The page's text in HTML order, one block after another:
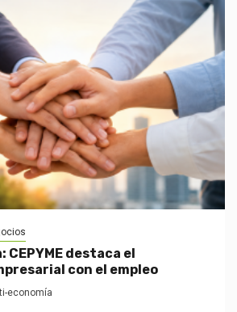
CEPYME destaca el
con el empleo
economía